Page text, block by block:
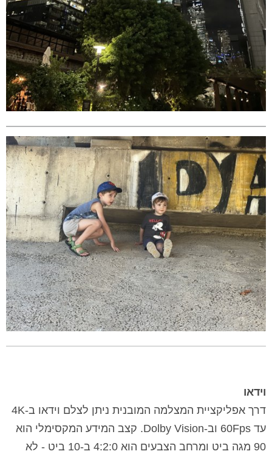
וידאו
דרך אפליקציית המצלמה המובנית ניתן לצלם וידאו ב-4K
עד 60Fps וב-Dolby Vision. קצב המידע המקסימלי הוא
90 מגה ביט ומרחב הצבעים הוא 4:2:0 ב-10 ביט - לא